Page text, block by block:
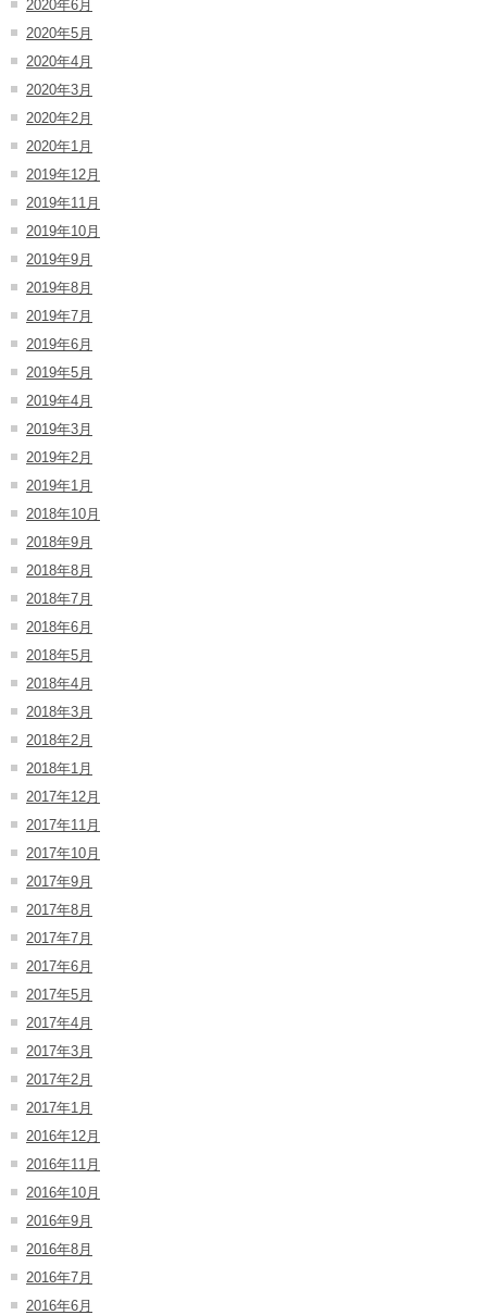
2020年6月
2020年5月
2020年4月
2020年3月
2020年2月
2020年1月
2019年12月
2019年11月
2019年10月
2019年9月
2019年8月
2019年7月
2019年6月
2019年5月
2019年4月
2019年3月
2019年2月
2019年1月
2018年10月
2018年9月
2018年8月
2018年7月
2018年6月
2018年5月
2018年4月
2018年3月
2018年2月
2018年1月
2017年12月
2017年11月
2017年10月
2017年9月
2017年8月
2017年7月
2017年6月
2017年5月
2017年4月
2017年3月
2017年2月
2017年1月
2016年12月
2016年11月
2016年10月
2016年9月
2016年8月
2016年7月
2016年6月